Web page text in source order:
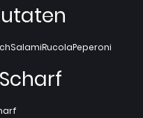
SalamiRucolaPeperoni